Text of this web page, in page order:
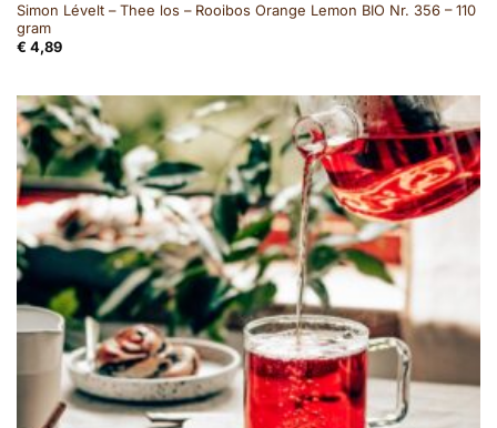
Simon Lévelt – Thee los – Rooibos Orange Lemon BIO Nr. 356 – 110
gram
€ 4,89